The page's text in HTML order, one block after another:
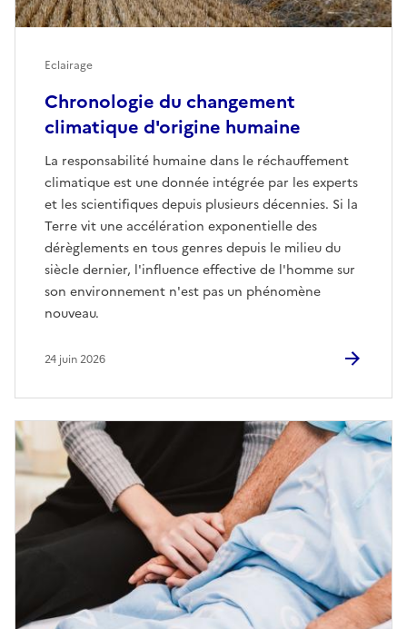
Chronologie du changement
climatique d'origine humaine
La responsabilité humaine dans le réchauffement
climatique est une donnée intégrée par les experts
et les scientifiques depuis plusieurs décennies. Si la
Terre vit une accélération exponentielle des
dérèglements en tous genres depuis le milieu du
siècle dernier, l'influence effective de l'homme sur
son environnement n'est pas un phénomène
nouveau.
Eclairage
24 juin 2026